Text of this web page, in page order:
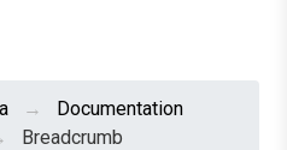
Documentation
Breadcrumb